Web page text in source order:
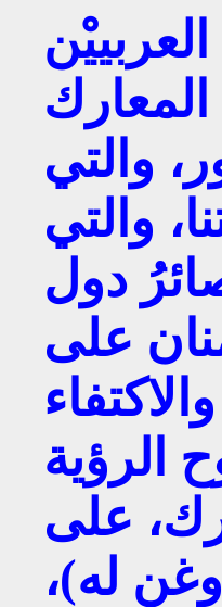
والتي
والتي
دول
على
الرؤية
على
له)،